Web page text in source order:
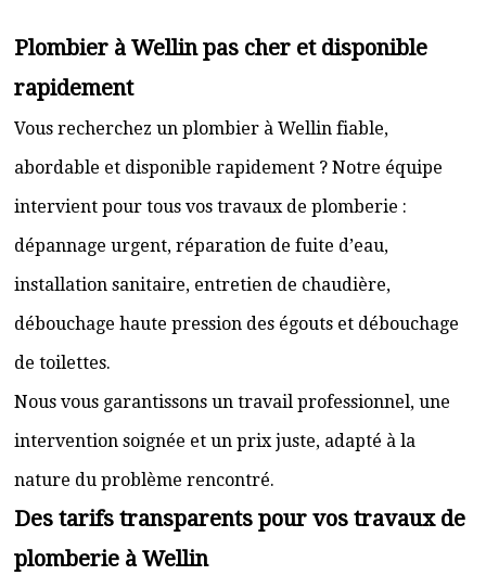
Plombier à Wellin pas cher et disponible
rapidement
Vous recherchez un plombier à Wellin fiable,
abordable et disponible rapidement ? Notre équipe
intervient pour tous vos travaux de plomberie :
dépannage urgent, réparation de fuite d’eau,
installation sanitaire, entretien de chaudière,
débouchage haute pression des égouts et débouchage
de toilettes.
Nous vous garantissons un travail professionnel, une
intervention soignée et un prix juste, adapté à la
nature du problème rencontré.
Des tarifs transparents pour vos travaux de
plomberie à Wellin